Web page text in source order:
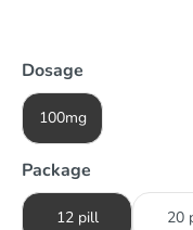
Dosage
100mg
Package
12 pill 20